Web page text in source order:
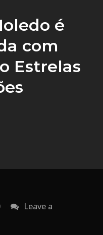
é
com
Estrelas
Leave a